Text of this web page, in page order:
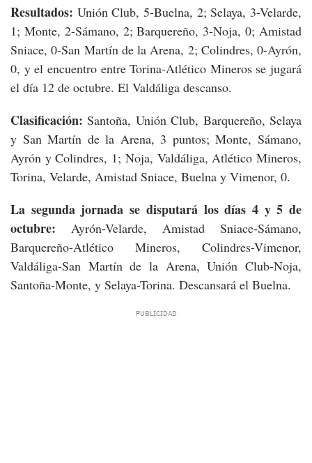
Resultados: Unión Club, 5-Buelna, 2; Selaya, 3-Velarde,
1; Monte, 2-Sámano, 2; Barquereño, 3-Noja, 0; Amistad
Sniace, 0-San Martín de la Arena, 2; Colindres, 0-Ayrón,
0, y el encuentro entre Torina-Atlético Mineros se jugará
el día 12 de octubre. El Valdáliga descanso.
Clasificación:Santoña, Unión Club, Barquereño, Selaya
y San Martín de la Arena, 3 puntos; Monte, Sámano,
Ayrón y Colindres, 1; Noja, Valdáliga, Atlético Mineros,
Torina, Velarde, Amistad Sniace, Buelna y Vimenor, 0.
La segunda jornada se disputará los días 4 y 5 de
octubre: Ayrón-Velarde, Amistad Sniace-Sámano,
Barquereño-Atlético Mineros, Colindres-Vimenor,
Valdáliga-San Martín de la Arena, Unión Club-Noja,
Santoña-Monte, y Selaya-Torina. Descansará el Buelna.